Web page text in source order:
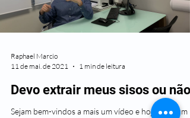
Raphael Marcio
11 de mai. de 2021
1 min de leitura
Devo extrair meus sisos ou
Sejam bem-vindos a mais um vídeo e hoje direi um